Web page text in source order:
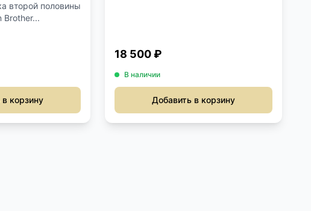
второй половины
Brother...
корзину
18 500 ₽
В наличии
Добавить в корзину